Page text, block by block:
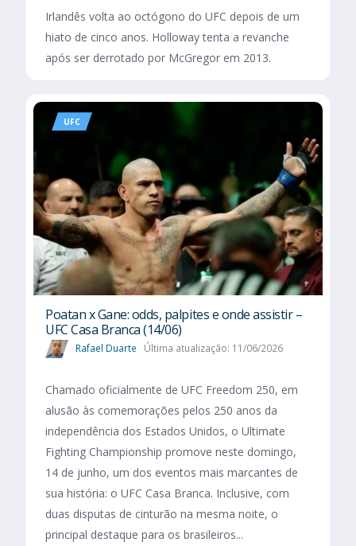
Irlandês volta ao octógono do UFC depois de um
hiato de cinco anos. Holloway tenta a revanche
após ser derrotado por McGregor em 2013.
UFC
Poatan x Gane: odds, palpites e onde assistir –
UFC Casa Branca (14/06)
Rafael Duarte Última atualização: 11/06/2026
Chamado oficialmente de UFC Freedom 250, em
alusão às comemorações pelos 250 anos da
independência dos Estados Unidos, o Ultimate
Fighting Championship promove neste domingo,
14 de junho, um dos eventos mais marcantes de
sua história: o UFC Casa Branca. Inclusive, com
duas disputas de cinturão na mesma noite, o
principal destaque para os brasileiros...